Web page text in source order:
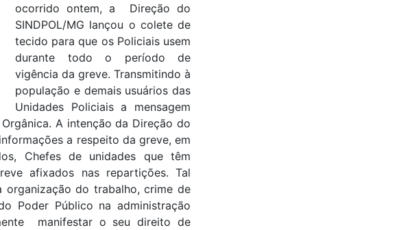
ocorrido ontem, a Direção do
SINDPOL/MG lançou o colete de
tecido para que os Policiais usem
durante todo o período de
vigência da greve. Transmitindo à
população e demais usuários das
Unidades Policiais a mensagem
A intenção da Direção do
a respeito da greve, em
Chefes de unidades que têm
afixados nas repartições. Tal
do trabalho, crime de
Poder Público na administração
manifestar o seu direito de